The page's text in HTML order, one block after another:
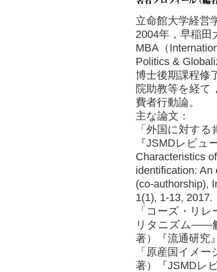
立命館大学経営
2004年，早稲
MBA（
Politics &
博士後期課程修
院助教等を経て
費者行動論。
主な論文：
「外国に対す
『JSMDレビュ
Characteristics
identification: An
(co-authorship),
1(1), 1-13, 2017.
「コーズ・リ
リタニズム――
著）『流通研究
「原産国イメ
著）『JSMDレ